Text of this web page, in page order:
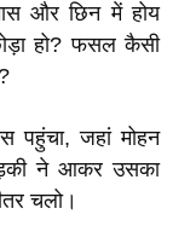
और छिन में होय
हो? फसल कैसी
जहां मोहन
ने आकर उसका
चलो।